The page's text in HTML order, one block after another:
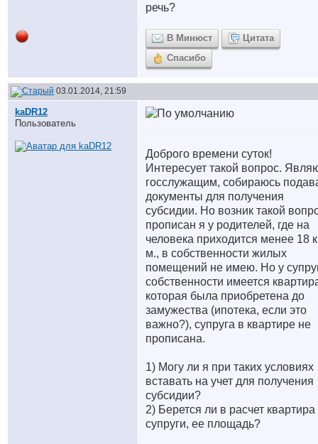
речь?
В Минюст
Цитата
Спасибо
03.01.2014, 21:59
kaDR12
Пользователь
Доброго времени суток!
Интересует такой вопрос.
госслужащим, собираюсь
документы для получения
субсидии. Но возник такой
прописан я у родителей, где на
человека приходится менее 18
м., в собственности жилых
помещений не имею. Но у
собственности имеется
которая была приобретена до
замужества (ипотека, если это
важно?), супруга в квартире не
прописана.
1) Могу ли я при таких условиях
вставать на учет для получения
субсидии?
2) Берется ли в расчет квартира
супруги, ее площадь?